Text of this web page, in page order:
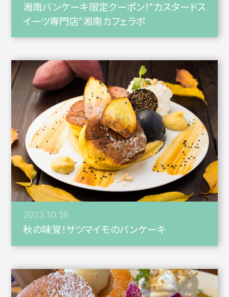
湘南パンケーキ限定クーポン！“カスタードス
イーツ専門店”湘南カフェラボ
2023.10.18
秋の味覚！サツマイモのパンケーキ